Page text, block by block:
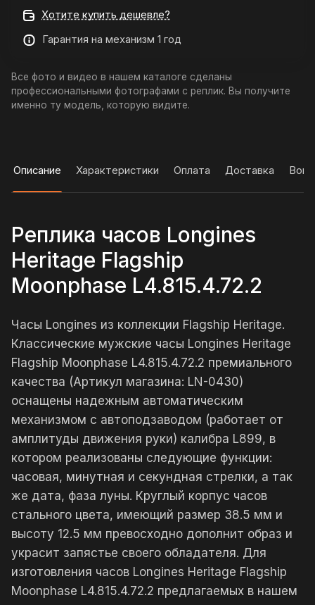
Хотите купить дешевле?
Гарантия на механизм 1 год
Все фото и видео в нашем каталоге сделаны
профессиональными фотографами с реплик. Вы получите
именно ту модель, которую видите.
Описание Характеристики Оплата Доставка
Реплика часов Longines
Heritage Flagship
Moonphase L4.815.4.72.2
Часы Longines из коллекции Flagship Heritage.
Классические мужские часы Longines Heritage
Flagship Moonphase L4.815.4.72.2 премиального
качества (Артикул магазина: LN-0430)
оснащены надежным автоматическим
механизмом с автоподзаводом (работает от
амплитуды движения руки) калибра L899, в
котором реализованы следующие функции:
часовая, минутная и секундная стрелки, а так
же дата, фаза луны. Круглый корпус часов
стального цвета, имеющий размер 38.5 мм и
высоту 12.5 мм превосходно дополнит образ и
украсит запястье своего обладателя. Для
изготовления часов Longines Heritage Flagship
Moonphase L4.815.4.72.2 предлагаемых в нашем